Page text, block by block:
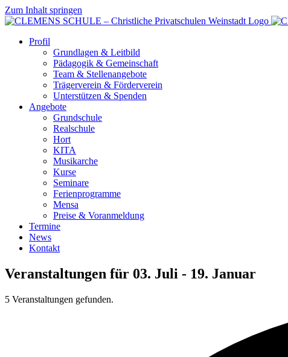
Zum Inhalt springen
Profil
Grundlagen & Leitbild
Pädagogik & Gemeinschaft
Team & Stellenangebote
Trägerverein & Förderverein
Unterstützen & Spenden
Angebote
Grundschule
Realschule
Hort
KITA
Musikarche
Kurse
Seminare
Ferienprogramme
Mensa
Preise & Voranmeldung
Termine
News
Kontakt
Veranstaltungen für 03. Juli - 19. Januar
5 Veranstaltungen gefunden.